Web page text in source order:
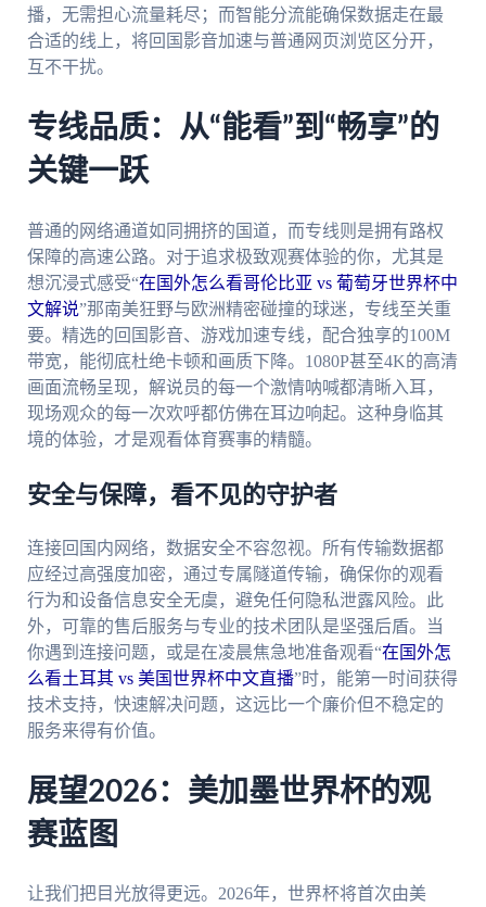
播，无需担心流量耗尽；而智能分流能确保数据走在最
合适的线上，将回国影音加速与普通网页浏览区分开，
互不干扰。
专线品质：从“能看”到“畅享”的
关键一跃
普通的网络通道如同拥挤的国道，而专线则是拥有路权
保障的高速公路。对于追求极致观赛体验的你，尤其是
想沉浸式感受“在国外怎么看哥伦比亚 vs 葡萄牙世界杯中
文解说”那南美狂野与欧洲精密碰撞的球迷，专线至关重
要。精选的回国影音、游戏加速专线，配合独享的100M
带宽，能彻底杜绝卡顿和画质下降。1080P甚至4K的高清
画面流畅呈现，解说员的每一个激情呐喊都清晰入耳，
现场观众的每一次欢呼都仿佛在耳边响起。这种身临其
境的体验，才是观看体育赛事的精髓。
安全与保障，看不见的守护者
连接回国内网络，数据安全不容忽视。所有传输数据都
应经过高强度加密，通过专属隧道传输，确保你的观看
行为和设备信息安全无虞，避免任何隐私泄露风险。此
外，可靠的售后服务与专业的技术团队是坚强后盾。当
你遇到连接问题，或是在凌晨焦急地准备观看“在国外怎
么看土耳其 vs 美国世界杯中文直播”时，能第一时间获得
技术支持，快速解决问题，这远比一个廉价但不稳定的
服务来得有价值。
展望2026：美加墨世界杯的观
赛蓝图
让我们把目光放得更远。2026年，世界杯将首次由美